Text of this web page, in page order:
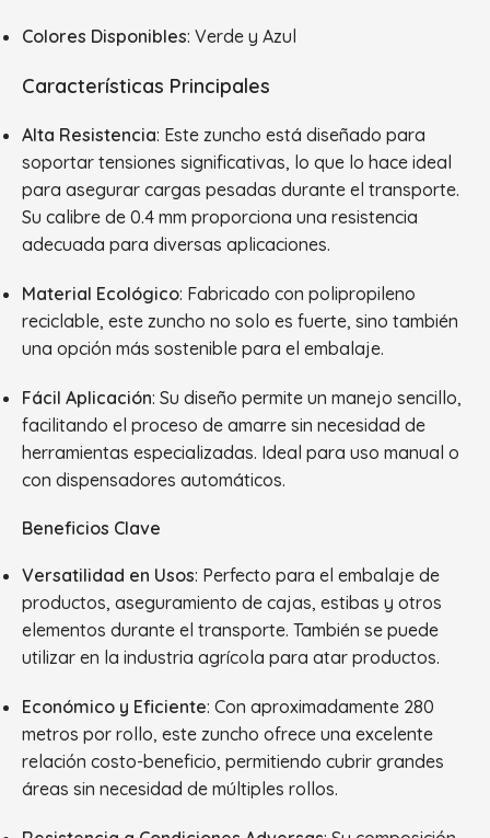
Colores Disponibles: Verde y Azul
Características Principales
Alta Resistencia: Este zuncho está diseñado para
soportar tensiones significativas, lo que lo hace ideal
para asegurar cargas pesadas durante el transporte.
Su calibre de 0.4 mm proporciona una resistencia
adecuada para diversas aplicaciones.
Material Ecológico: Fabricado con polipropileno
reciclable, este zuncho no solo es fuerte, sino también
una opción más sostenible para el embalaje.
Fácil Aplicación: Su diseño permite un manejo sencillo,
facilitando el proceso de amarre sin necesidad de
herramientas especializadas. Ideal para uso manual o
con dispensadores automáticos.
Beneficios Clave
Versatilidad en Usos: Perfecto para el embalaje de
productos, aseguramiento de cajas, estibas y otros
elementos durante el transporte. También se puede
utilizar en la industria agrícola para atar productos.
Económico y Eficiente: Con aproximadamente 280
metros por rollo, este zuncho ofrece una excelente
relación costo-beneficio, permitiendo cubrir grandes
áreas sin necesidad de múltiples rollos.